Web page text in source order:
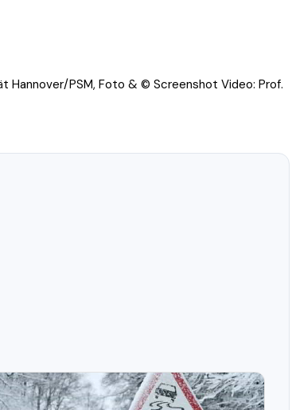
PSM, Foto & © Screenshot Video: Prof.